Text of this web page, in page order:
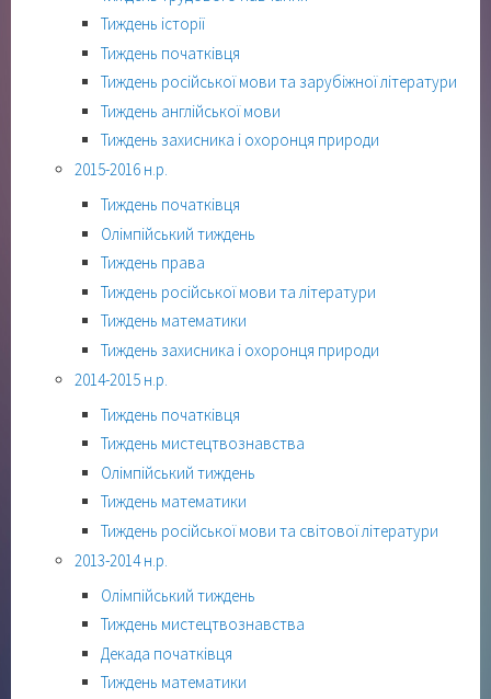
Тиждень історії
Тиждень початківця
Тиждень російської мови та зарубіжної літератури
Тиждень англійської мови
Тиждень захисника і охоронця природи
2015-2016 н.р.
Тиждень початківця
Олімпійський тиждень
Тиждень права
Тиждень російської мови та літератури
Тиждень математики
Тиждень захисника і охоронця природи
2014-2015 н.р.
Тиждень початківця
Тиждень мистецтвознавства
Олімпійський тиждень
Тиждень математики
Тиждень російської мови та світової літератури
2013-2014 н.р.
Олімпійський тиждень
Тиждень мистецтвознавства
Декада початківця
Тиждень математики